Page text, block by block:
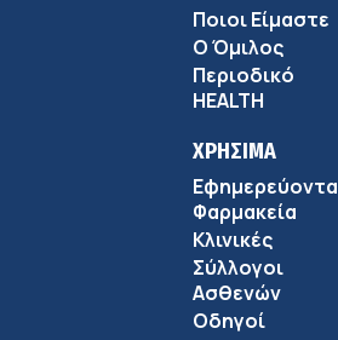
Ποιοι Είμαστε
Ο Όμιλος
Περιοδικό
HEALTH
ΧΡΗΣΙΜΑ
Εφημερεύοντα
Φαρμακεία
Κλινικές
Σύλλογοι
Ασθενών
Οδηγοί